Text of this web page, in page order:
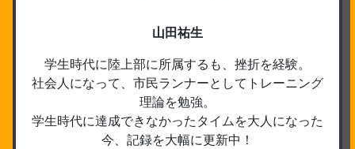
山田祐生
学生時代に陸上部に所属するも、挫折を経験。
社会人になって、市民ランナーとしてトレーニング
理論を勉強。
学生時代に達成できなかったタイムを大人になった
今、記録を大幅に更新中！